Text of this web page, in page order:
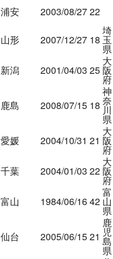
浦安 2003/08/2722
山形 2007/12/27 18
埼
玉
県
新潟 2001/04/03 25
大
阪
府
鹿島 2008/07/15 18
神
奈
川
県
愛媛 2004/10/31 21
大
阪
府
千葉 2004/01/03 22
大
阪
府
富山 1984/06/1642
富
山
県
仙台 2005/06/1521
鹿
児
島
県